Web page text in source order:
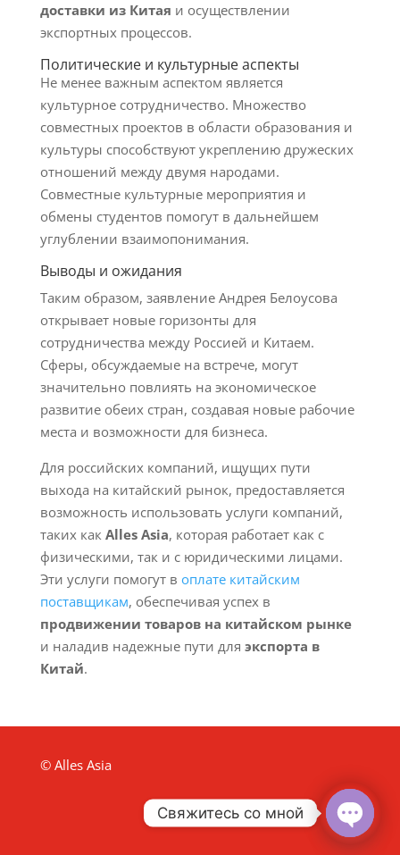
доставки из Китая и осуществлении
экспортных процессов.
Политические и культурные аспекты
Не менее важным аспектом является
культурное сотрудничество. Множество
совместных проектов в области образования и
культуры способствуют укреплению дружеских
отношений между двумя народами.
Совместные культурные мероприятия и
обмены студентов помогут в дальнейшем
углублении взаимопонимания.
Выводы и ожидания
Таким образом, заявление Андрея Белоусова
открывает новые горизонты для
сотрудничества между Россией и Китаем.
Сферы, обсуждаемые на встрече, могут
значительно повлиять на экономическое
развитие обеих стран, создавая новые рабочие
места и возможности для бизнеса.
Для российских компаний, ищущих пути
выхода на китайский рынок, предоставляется
возможность использовать услуги компаний,
таких как Alles Asia, которая работает как с
физическими, так и с юридическими лицами.
Эти услуги помогут в оплате китайским
поставщикам, обеспечивая успех в
продвижении товаров на китайском рынке
и наладив надежные пути для экспорта в
Китай.
© Alles Asia
Свяжитесь со мной